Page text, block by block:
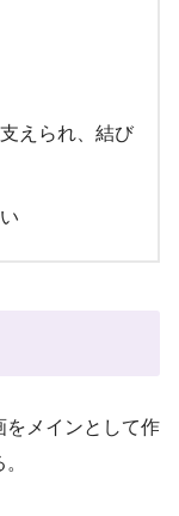
えられ、結び
をメインとして作